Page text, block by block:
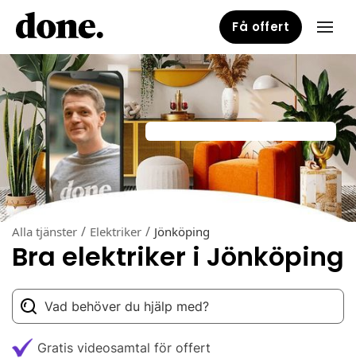
Få offert
Alla tjänster / Elektriker / Jönköping
Bra elektriker i Jönköping
Gratis videosamtal för offert